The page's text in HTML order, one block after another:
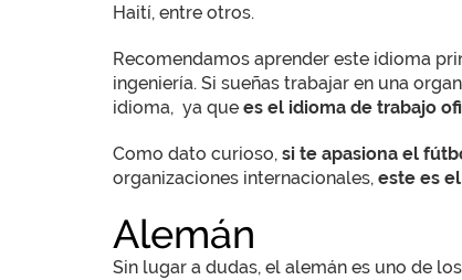
Haití, entre otros.
Recomendamos aprender este idioma
ingeniería. Si sueñas trabajar en una
idioma, ya que es el idioma de trabajo
Como dato curioso, si te apasiona el
organizaciones internacionales, este es
Alemán
Sin lugar a dudas, el alemán es uno de